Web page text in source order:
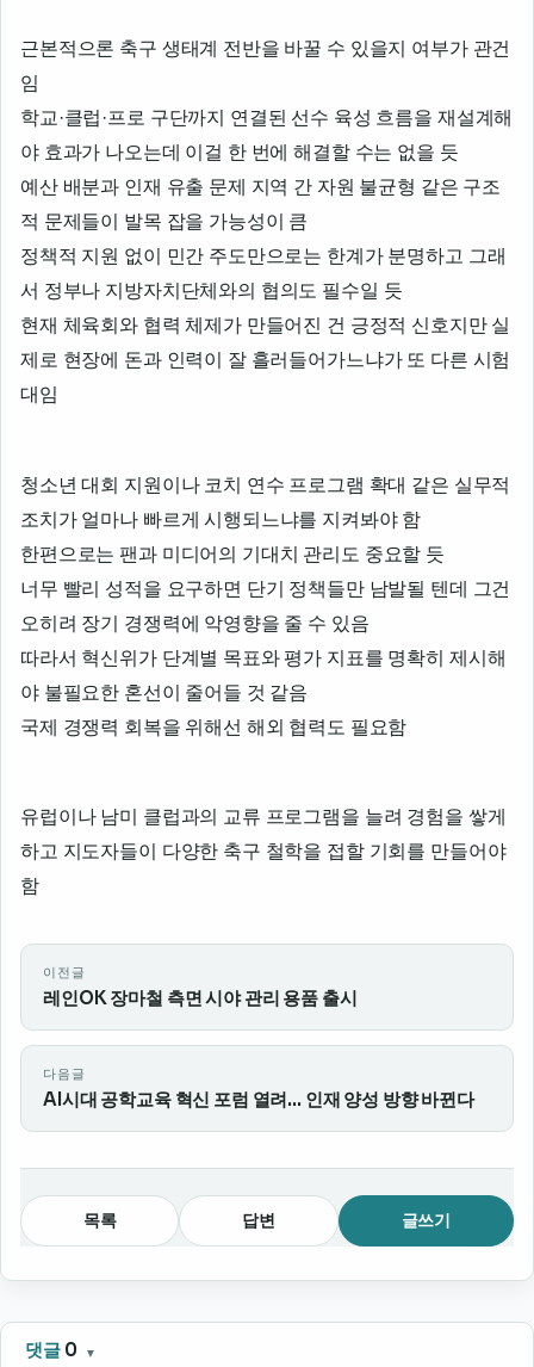
근본적으론 축구 생태계 전반을 바꿀 수 있을지 여부가 관건
임
학교·클럽·프로 구단까지 연결된 선수 육성 흐름을 재설계해
야 효과가 나오는데 이걸 한 번에 해결할 수는 없을 듯
예산 배분과 인재 유출 문제 지역 간 자원 불균형 같은 구조
적 문제들이 발목 잡을 가능성이 큼
정책적 지원 없이 민간 주도만으로는 한계가 분명하고 그래
서 정부나 지방자치단체와의 협의도 필수일 듯
현재 체육회와 협력 체제가 만들어진 건 긍정적 신호지만 실
제로 현장에 돈과 인력이 잘 흘러들어가느냐가 또 다른 시험
대임
청소년 대회 지원이나 코치 연수 프로그램 확대 같은 실무적
조치가 얼마나 빠르게 시행되느냐를 지켜봐야 함
한편으로는 팬과 미디어의 기대치 관리도 중요할 듯
너무 빨리 성적을 요구하면 단기 정책들만 남발될 텐데 그건
오히려 장기 경쟁력에 악영향을 줄 수 있음
따라서 혁신위가 단계별 목표와 평가 지표를 명확히 제시해
야 불필요한 혼선이 줄어들 것 같음
국제 경쟁력 회복을 위해선 해외 협력도 필요함
유럽이나 남미 클럽과의 교류 프로그램을 늘려 경험을 쌓게
하고 지도자들이 다양한 축구 철학을 접할 기회를 만들어야
함
이전글
레인OK 장마철 측면 시야 관리 용품 출시
다음글
AI시대 공학교육 혁신 포럼 열려... 인재 양성 방향 바뀐다
목록 답변 글쓰기
댓글 0